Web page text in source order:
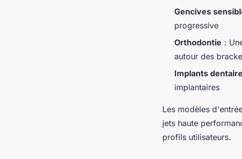
Gencives
progressive
Orthodontie :
autour des
Implants
implantaires
Les modèles
jets haute
profils utilisateurs.